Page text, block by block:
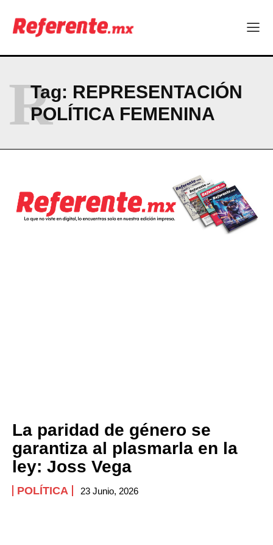
Más escuelas renovadas: fortalecen espacios para el regreso
a clases
Company
ABOUT
PRIVACY POLICY
NEWSLETTER
Tag: REPRESENTACIÓN
POLÍTICA FEMENINA
R
La paridad de género se
garantiza al plasmarla en la
ley: Joss Vega
POLÍTICA 23 Junio, 2026